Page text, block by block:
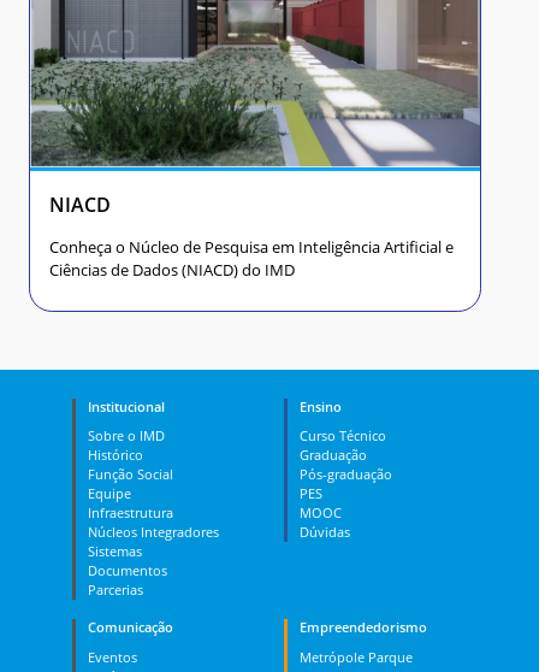
NIACD
Conheça o Núcleo de Pesquisa em Inteligência Artificial e
Ciências de Dados (NIACD) do IMD
Institucional
Sobre o IMD
Histórico
Função Social
Equipe
Infraestrutura
Núcleos Integradores
Sistemas
Documentos
Parcerias
Ensino
Curso Técnico
Graduação
Pós-graduação
PES
MOOC
Dúvidas
Comunicação
Eventos
Empreendedorismo
Metrópole Parque